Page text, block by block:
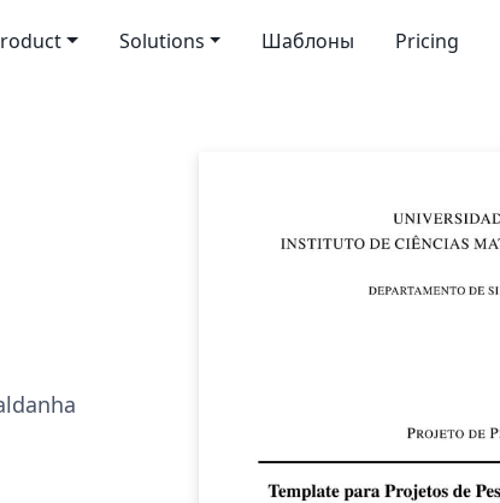
Solutions Шаблоны Pricing